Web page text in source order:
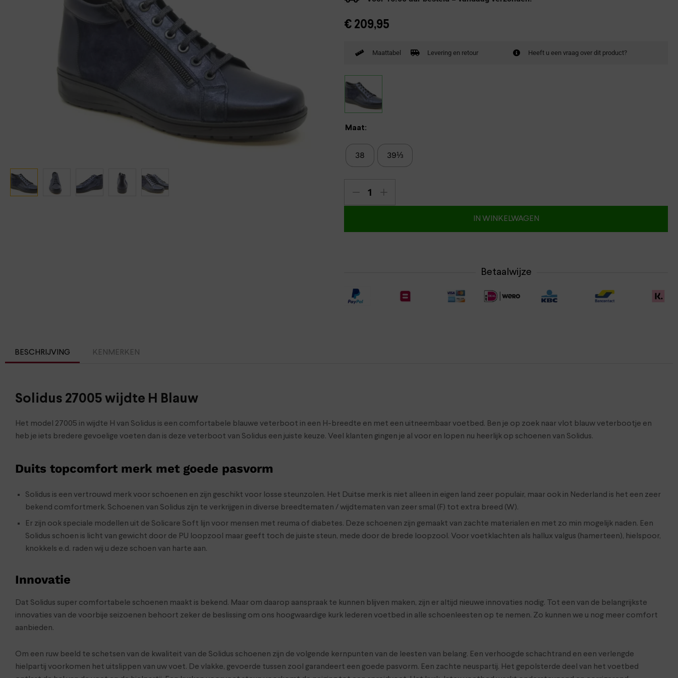
Pantoffels
Verbandschoenen (externe website)
Lowa
Meindl € 209,95
Maattabel Levering en retour Heeft u een vraag over dit product?
Maat:
38 39⅓
IN WINKELWAGEN
Betaalwijze
BESCHRIJVING KENMERKEN
Solidus 27005 wijdte H Blauw
Het model 27005 in wijdte H van Solidus is een comfortabele blauwe veterboot in een H-breedte en met een uitneembaar voetbed. Ben je op zoek naar vlot blauw veterbootje en
heb je iets bredere gevoelige voeten dan is deze veterboot van Solidus een juiste keuze. Veel klanten gingen je al voor en lopen nu heerlijk op schoenen van Solidus.
Duits topcomfort merk met goede pasvorm
Solidus is een vertrouwd merk voor schoenen en zijn geschikt voor losse steunzolen. Het Duitse merk is niet alleen in eigen land zeer populair, maar ook in Nederland is het een zeer
bekend comfortmerk. Schoenen van Solidus zijn te verkrijgen in diverse breedtematen / wijdtematen van zeer smal (F) tot extra breed (W).
Er zijn ook speciale modellen uit de Solicare Soft lijn voor mensen met reuma of diabetes. Deze schoenen zijn gemaakt van zachte materialen en met zo min mogelijk naden. Een
Solidus schoen is licht van gewicht door de PU loopzool maar geeft toch de juiste steun, mede door de brede loopzool. Voor voetklachten als hallux valgus (hamerteen), hielspoor,
knokkels e.d. raden wij u deze schoen van harte aan.
Innovatie
Dat Solidus super comfortabele schoenen maakt is bekend. Maar om daarop aanspraak te kunnen blijven maken, zijn er altijd nieuwe innovaties nodig. Tot een van de belangrijkste
innovaties van de voorbije seizoenen behoort zeker de beslissing om ons hoogwaardige kurk lederen voetbed in alle schoenleesten op te nemen. Zo kunnen we u nog meer comfort
aanbieden.
Om een ruw beeld te schetsen van de kwaliteit van de Solidus schoenen zijn de volgende kernpunten van de leesten van belang. Een verhoogde schachtrand en een verlengde
hielpartij voorkomen het uitslippen van uw voet. De vlakke, gevoerde tussen zool garandeert een goede pasvorm. Een zachte neuspartij. Het gepolsterde deel van het voetbed